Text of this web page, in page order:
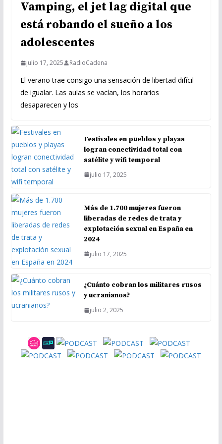
Vamping, el jet lag digital que
está robando el sueño a los
adolescentes
julio 17, 2025 RadioCadena
El verano trae consigo una sensación de libertad difícil
de igualar. Las aulas se vacían, los horarios
desaparecen y los
Festivales en pueblos y playas
logran conectividad total con
satélite y wifi temporal
julio 17, 2025
Más de 1.700 mujeres fueron
liberadas de redes de trata y
explotación sexual en España en
2024
julio 17, 2025
¿Cuánto cobran los militares rusos
y ucranianos?
julio 2, 2025